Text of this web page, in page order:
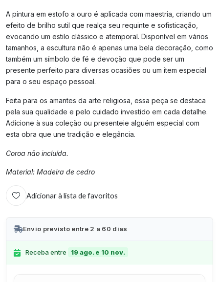
A pintura em estofo a ouro é aplicada com maestria, criando um
efeito de brilho sutil que realça seu requinte e sofisticação,
evocando um estilo clássico e atemporal. Disponível em vários
tamanhos, a escultura não é apenas uma bela decoração, como
também um símbolo de fé e devoção que pode ser um
presente perfeito para diversas ocasiões ou um item especial
para o seu espaço pessoal.
Feita para os amantes da arte religiosa, essa peça se destaca
pela sua qualidade e pelo cuidado investido em cada detalhe.
Adicione à sua coleção ou presenteie alguém especial com
esta obra que une tradição e elegância.
Coroa não incluída.
Material: Madeira de cedro
Adicionar à lista de favoritos
Envio previsto entre 2 a 60 dias
Receba entre 19 ago. e 10 nov.